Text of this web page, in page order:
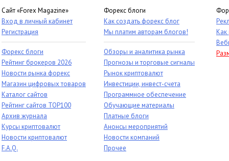
Сайт «Forex Magazine»
Вход в личный кабинет
Регистрация
Форекс блоги
Рейтинг брокеров 2026
Новости рынка форекс
Магазин цифровых товаров
Каталог сайтов
Рейтинг сайтов TOP100
Архив журнала
Курсы криптовалют
Новости криптовалют
F.A.Q.
Форекс блоги
Как создать форекс блог
Мы платим авторам блогов!
Обзоры и аналитика рынка
Прогнозы и торговые сигналы
Рынок криптовалют
Инвестиции, инвест-счета
Программное обеспечение
Обучающие материалы
Платные блоги
Анонсы мероприятий
Новости компаний
Прочее
Как